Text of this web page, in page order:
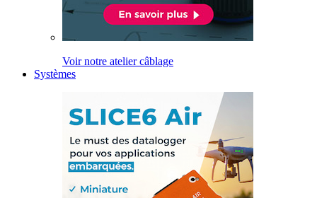
Voir notre atelier câblage
Systèmes